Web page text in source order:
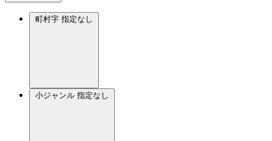
町村字 指定なし
小ジャンル 指定なし